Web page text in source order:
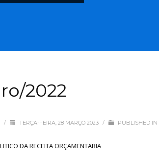
2022
/ TERÇA-FEIRA, 28 MARÇO 2023 / PUBLISHED IN
DA RECEITA ORÇAMENTARIA